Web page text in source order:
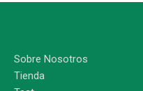
Sobre Nosotros
Tienda